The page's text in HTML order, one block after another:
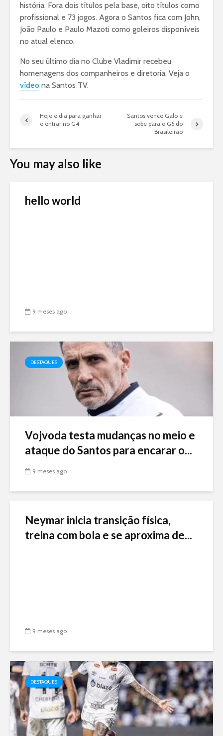
história. Fora dois títulos pela base, oito títulos como
profissional e 73 jogos. Agora o Santos fica com John,
João Paulo e Paulo Mazoti como goleiros disponíveis
no atual elenco.
No seu último dia no Clube Vladimir recebeu
homenagens dos companheiros e diretoria. Veja o
vídeo na Santos TV.
Hoje é dia para ganhar
e entrar no G4
Santos vence Galo e
sobe para o G6 do
Brasileirão
You may also like
hello world
9 meses ago
DESTAQUES
Vojvoda testa mudanças no meio e
ataque do Santos para encarar o...
9 meses ago
Neymar inicia transição física,
treina com bola e se aproxima de...
9 meses ago
DESTAQUES